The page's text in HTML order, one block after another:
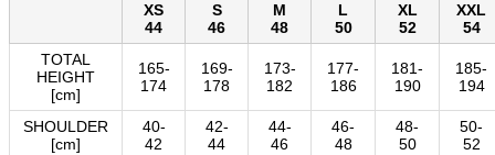
XS
44
S
46
M
48
L
50
XL
52
XXL
54
TOTAL
HEIGHT
[cm]
165-
174
169-
178
173-
182
177-
186
181-
190
185-
194
SHOULDER
[cm]
40-
42
42-
44
44-
46
46-
48
48-
50
50-
52